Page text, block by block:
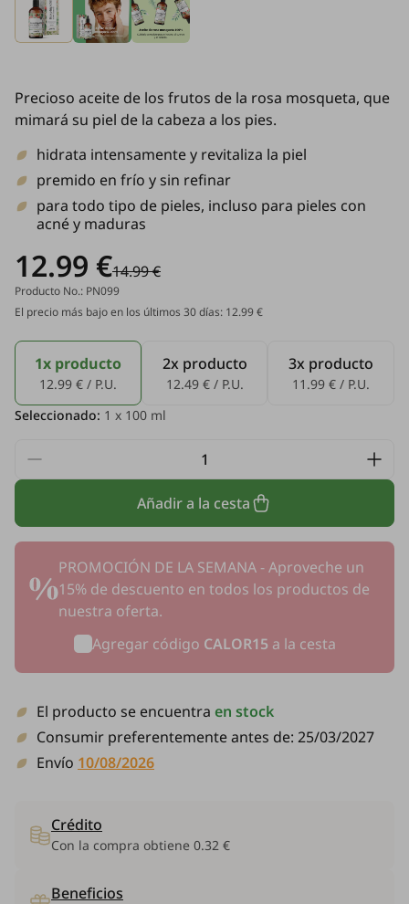
Precioso aceite de los frutos de la rosa mosqueta, que
mimará su piel de la cabeza a los pies.
hidrata intensamente y revitaliza la piel
premido en frío y sin refinar
para todo tipo de pieles, incluso para pieles con
acné y maduras
12.99 €14.99 €
Producto No.: PN099
El precio más bajo en los últimos 30 días: 12.99 €
1x producto
12.99 € / P.U.
2x producto
12.49 € / P.U.
3x producto
11.99 € / P.U.
Seleccionado: 1 x 100 ml
Añadir a la cesta
PROMOCIÓN DE LA SEMANA - Aproveche un
15% de descuento en todos los productos de
nuestra oferta.
Agregar código CALOR15 a la cesta
El producto se encuentra en stock
Consumir preferentemente antes de: 25/03/2027
Envío 10/08/2026
Crédito
Con la compra obtiene 0.32 €
Beneficios